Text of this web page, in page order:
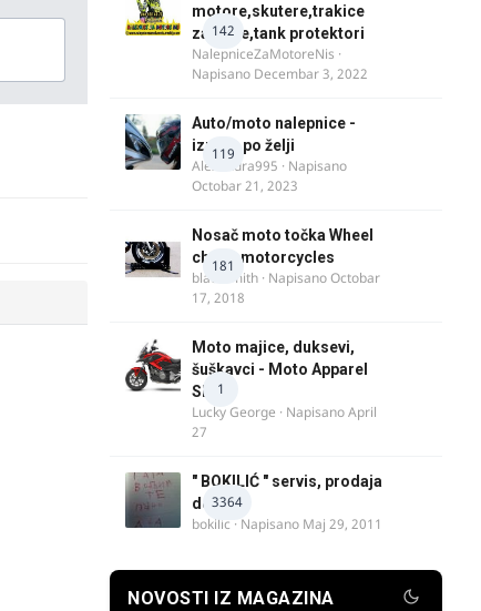
142
motore,skutere,trakice
za felne,tank protektori
NalepniceZaMotoreNis ·
Napisano Decembar 3, 2022
119
Auto/moto nalepnice -
izrada po želji
Alexandra995 · Napisano
Octobar 21, 2023
181
Nosač moto točka Wheel
chock motorcycles
blacksmith · NapisanoOctobar
17, 2018
1
Moto majice, duksevi,
šuškavci - Moto Apparel
SRB
Lucky George · NapisanoApril
27
3364
" BOKILIĆ " servis, prodaja
delova
bokilic · Napisano Maj 29, 2011
NOVOSTI IZ MAGAZINA